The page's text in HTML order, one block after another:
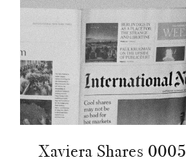
Xaviera Shares 0005